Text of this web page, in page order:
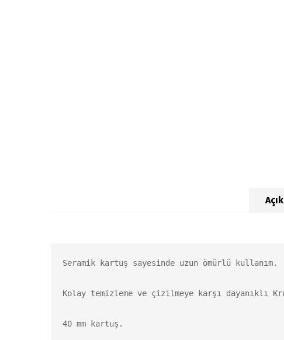
Seramik kartuş sayesinde uzun ömürlü kullanım.
Kolay temizleme ve çizilmeye karşı dayanıklı
40 mm kartuş.